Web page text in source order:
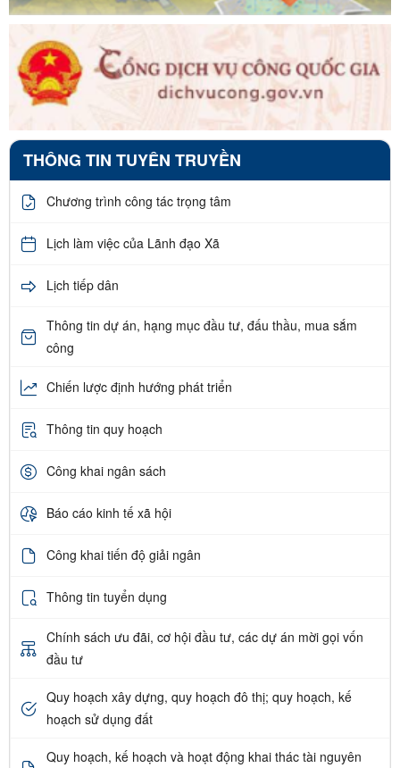
THÔNG TIN TUYÊN TRUYỀN
Chương trình công tác trọng tâm
Lịch làm việc của Lãnh đạo Xã
Lịch tiếp dân
Thông tin dự án, hạng mục đầu tư, đấu thầu, mua sắm
công
Chiến lược định hướng phát triển
Thông tin quy hoạch
Công khai ngân sách
Báo cáo kinh tế xã hội
Công khai tiến độ giải ngân
Thông tin tuyển dụng
Chính sách ưu đãi, cơ hội đầu tư, các dự án mời gọi vốn
đầu tư
Quy hoạch xây dựng, quy hoạch đô thị; quy hoạch, kế
hoạch sử dụng đất
Quy hoạch, kế hoạch và hoạt động khai thác tài nguyên